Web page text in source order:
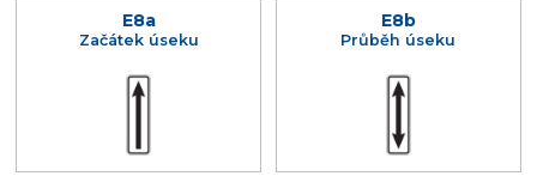
E8a
Začátek úseku
E8b
Průběh úseku